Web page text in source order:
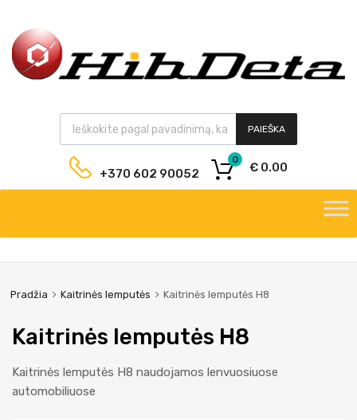
PAIEŠKA
+370 602 90052 € 0.00
0
Pradžia Kaitrinės lemputės Kaitrinės lemputės H8
Kaitrinės lemputės H8
Kaitrinės lemputės H8 naudojamos lenvuosiuose
automobiliuose